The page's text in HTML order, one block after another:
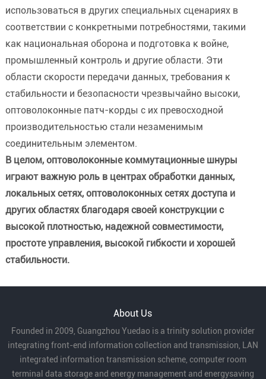
использоваться в других специальных сценариях в
соответствии с конкретными потребностями, такими
как национальная оборона и подготовка к войне,
промышленный контроль и другие области. Эти
области скорости передачи данных, требования к
стабильности и безопасности чрезвычайно высоки,
оптоволоконные патч-корды с их превосходной
производительностью стали незаменимым
соединительным элементом.
В целом, оптоволоконные коммутационные шнуры
играют важную роль в центрах обработки данных,
локальных сетях, оптоволоконных сетях доступа и
других областях благодаря своей конструкции с
высокой плотностью, надежной совместимости,
простоте управления, высокой гибкости и хорошей
стабильности.
About Us
Founded in 2009, Guangzhou Yuedao is a trinity solution provider
integrating front-end information collection and transmission, LAN
integrated information transmission scheme, computer room
terminal data storage and energy management and energysaving